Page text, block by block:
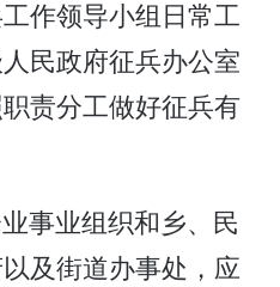
作领导小组日常工
民政府征兵办公室
责分工做好征兵有
事业组织和乡、民
及街道办事处，应